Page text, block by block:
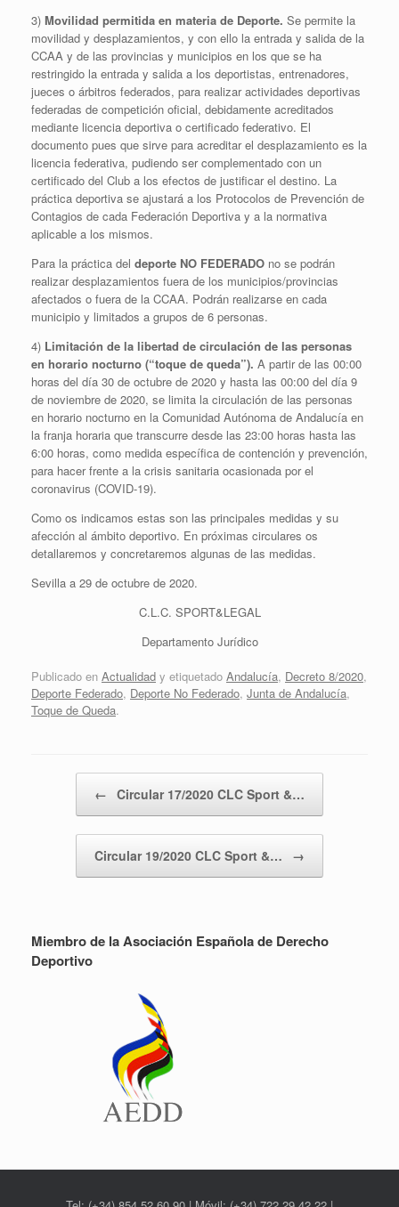
3) Movilidad permitida en materia de Deporte. Se permite la
movilidad y desplazamientos, y con ello la entrada y salida de la
CCAA y de las provincias y municipios en los que se ha
restringido la entrada y salida a los deportistas, entrenadores,
jueces o árbitros federados, para realizar actividades deportivas
federadas de competición oficial, debidamente acreditados
mediante licencia deportiva o certificado federativo. El
documento pues que sirve para acreditar el desplazamiento es la
licencia federativa, pudiendo ser complementado con un
certificado del Club a los efectos de justificar el destino. La
práctica deportiva se ajustará a los Protocolos de Prevención de
Contagios de cada Federación Deportiva y a la normativa
aplicable a los mismos.
Para la práctica del deporte NO FEDERADO no se podrán
realizar desplazamientos fuera de los municipios/provincias
afectados o fuera de la CCAA. Podrán realizarse en cada
municipio y limitados a grupos de 6 personas.
4) Limitación de la libertad de circulación de las personas
en horario nocturno (“toque de queda”). A partir de las 00:00
horas del día 30 de octubre de 2020 y hasta las 00:00 del día 9
de noviembre de 2020, se limita la circulación de las personas
en horario nocturno en la Comunidad Autónoma de Andalucía en
la franja horaria que transcurre desde las 23:00 horas hasta las
6:00 horas, como medida específica de contención y prevención,
para hacer frente a la crisis sanitaria ocasionada por el
coronavirus (COVID-19).
Como os indicamos estas son las principales medidas y su
afección al ámbito deportivo. En próximas circulares os
detallaremos y concretaremos algunas de las medidas.
Sevilla a 29 de octubre de 2020.
C.L.C. SPORT&LEGAL
Departamento Jurídico
Publicado en Actualidad y etiquetado Andalucía, Decreto 8/2020,
Deporte Federado, Deporte No Federado, Junta de Andalucía,
Toque de Queda.
← Circular 17/2020 CLC Sport &…
Circular 19/2020 CLC Sport &… →
Miembro de la Asociación Española de Derecho
Deportivo